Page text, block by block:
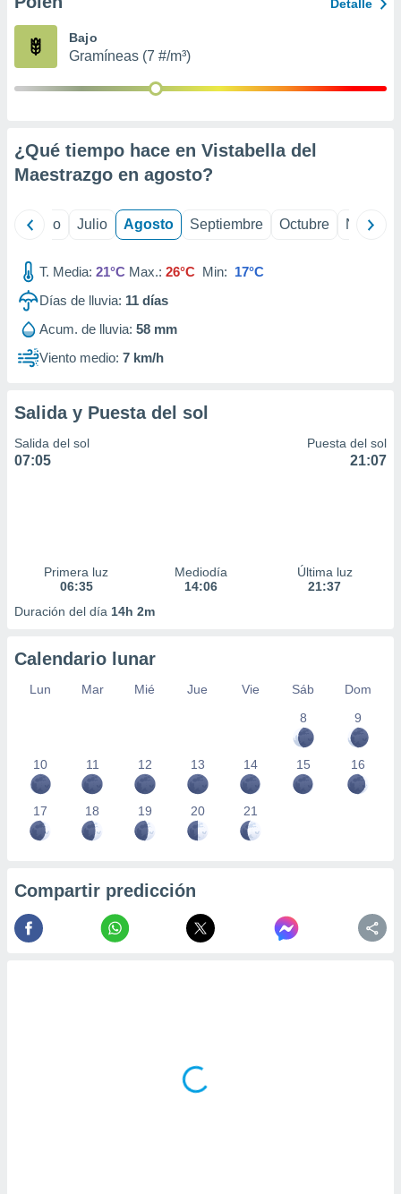
publicidad
1199
Detalle
Bajo
Gramíneas (7 #/m³)
¿Qué tiempo hace en Vistabella del
Maestrazgo en agosto?
Junio Julio Agosto Septiembre Octubre
T. Media: 21°C Max.: 26°C Min: 17°C
Días de lluvia: 11 días
Acum. de lluvia: 58 mm
Viento medio: 7 km/h
Salida y Puesta del sol
Salida del sol
07:05
Puesta del sol
21:07
Primera luz
06:35
Mediodía
14:06
Última luz
21:37
Duración del día 14h 2m
Calendario lunar
Lun Mar Mié Jue Vie Sáb
Dom
8
9
10 11 12 13 14 15 16
17 18 19 20 21
Compartir predicción